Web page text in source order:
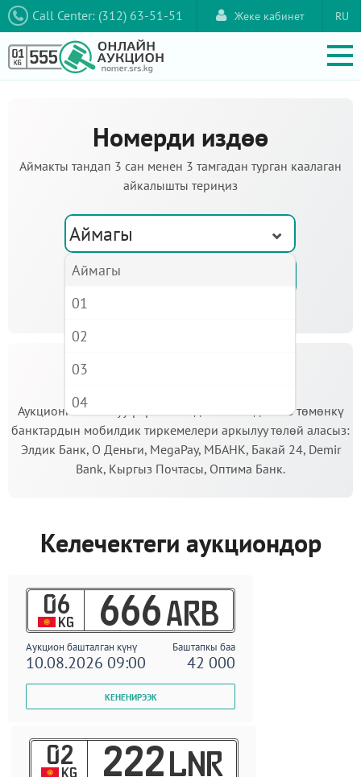
Call Center: (312) 63-51-51 RU
Жеке кабинет
Номерди издөө
Аймакты тандап 3 сан менен 3 тамгадан турган каалаган
айкалышты териңиз
Аймагы
Аукционго катышуу үчүн кепилдик салымды Сиз төмөнкү
банктардын мобилдик тиркемелери аркылуу төлөй аласыз:
Элдик Банк, О Деньги, MegaPay, МБАНК, Бакай 24, Demir
Bank, Кыргыз Почтасы, Оптима Банк.
Келечектеги аукциондор
06
KG 666 ARB
Аукцион башталган күнү Баштапкы баа
10.08.2026 09:00 42 000
02
KG 222 LNR
Аймагы
01
02
03
04
05
06